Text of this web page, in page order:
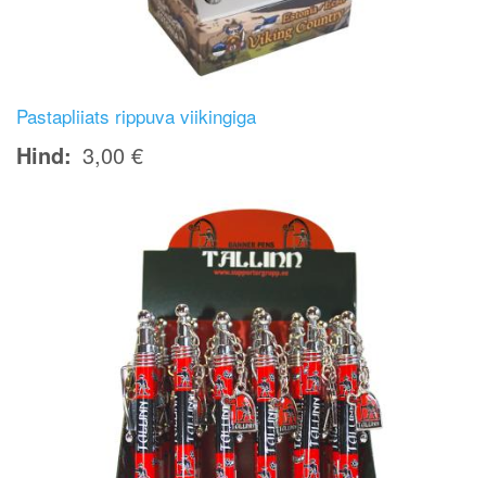
Pastapliiats rippuva viikingiga
Hind 3,00 €